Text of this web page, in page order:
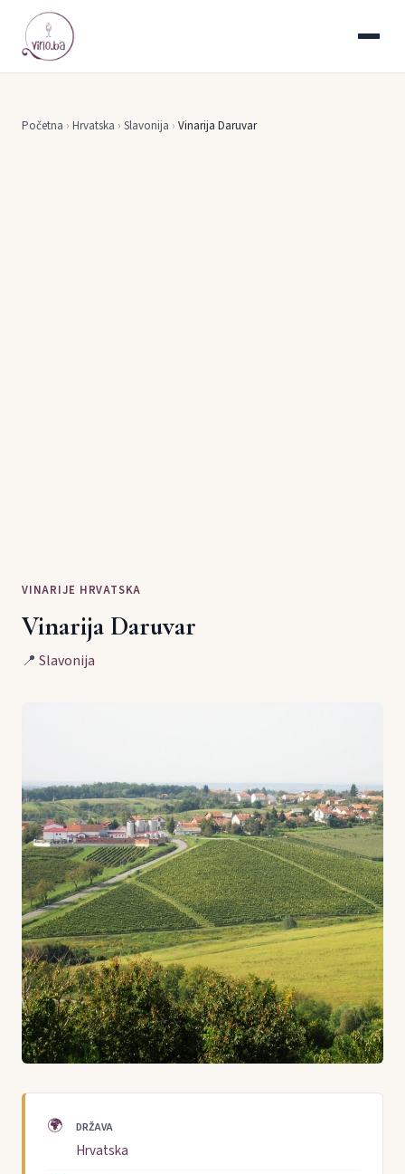
Početna › Hrvatska › Slavonija › Vinarija Daruvar
VINARIJE HRVATSKA
Vinarija Daruvar
📍 Slavonija
🌍 DRŽAVA
Hrvatska